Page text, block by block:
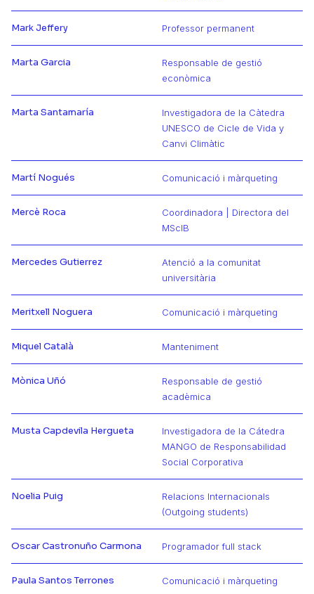
Mark Jeffery Professor permanent
Más información de Mark
Marta Garcia
Responsable de gestió
econòmica
Más información de Marta
Marta Santamaría
Investigadora de la Càtedra
UNESCO de Cicle de Vida y
Canvi Climàtic
Más información de Marta
Martí Nogués Comunicació i màrqueting
Más información de Martí
Mercè Roca
Coordinadora | Directora del
MScIB
Más información de Mercè
Mercedes Gutierrez
Atenció a la comunitat
universitària
Más información de Mercedes
Meritxell Noguera Comunicació i màrqueting
Más información de Meritxell
Miquel Català Manteniment
Más información de Miquel
Mònica Uñó
Responsable de gestió
acadèmica
Más información de Mònica
Musta Capdevila Hergueta
Investigadora de la Cátedra
MANGO de Responsabilidad
Social Corporativa
Más información de Musta
Noelia Puig
Relacions Internacionals
(Outgoing students)
Más información de Noelia
Oscar Castronuño Carmona Programador full stack
Más información de Oscar
Paula Santos Terrones Comunicació i màrqueting
Más información de Paula